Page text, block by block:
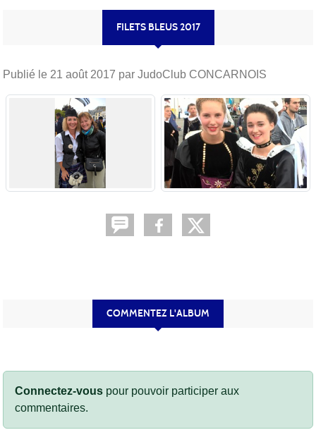
FILETS BLEUS 2017
Publié le 21 août 2017 par JudoClub CONCARNOIS
COMMENTEZ L'ALBUM
Connectez-vous pour pouvoir participer aux
commentaires.